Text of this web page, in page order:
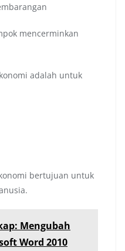
mencerminkan
adalah untuk
bertujuan untuk
Mengubah
Word 2010